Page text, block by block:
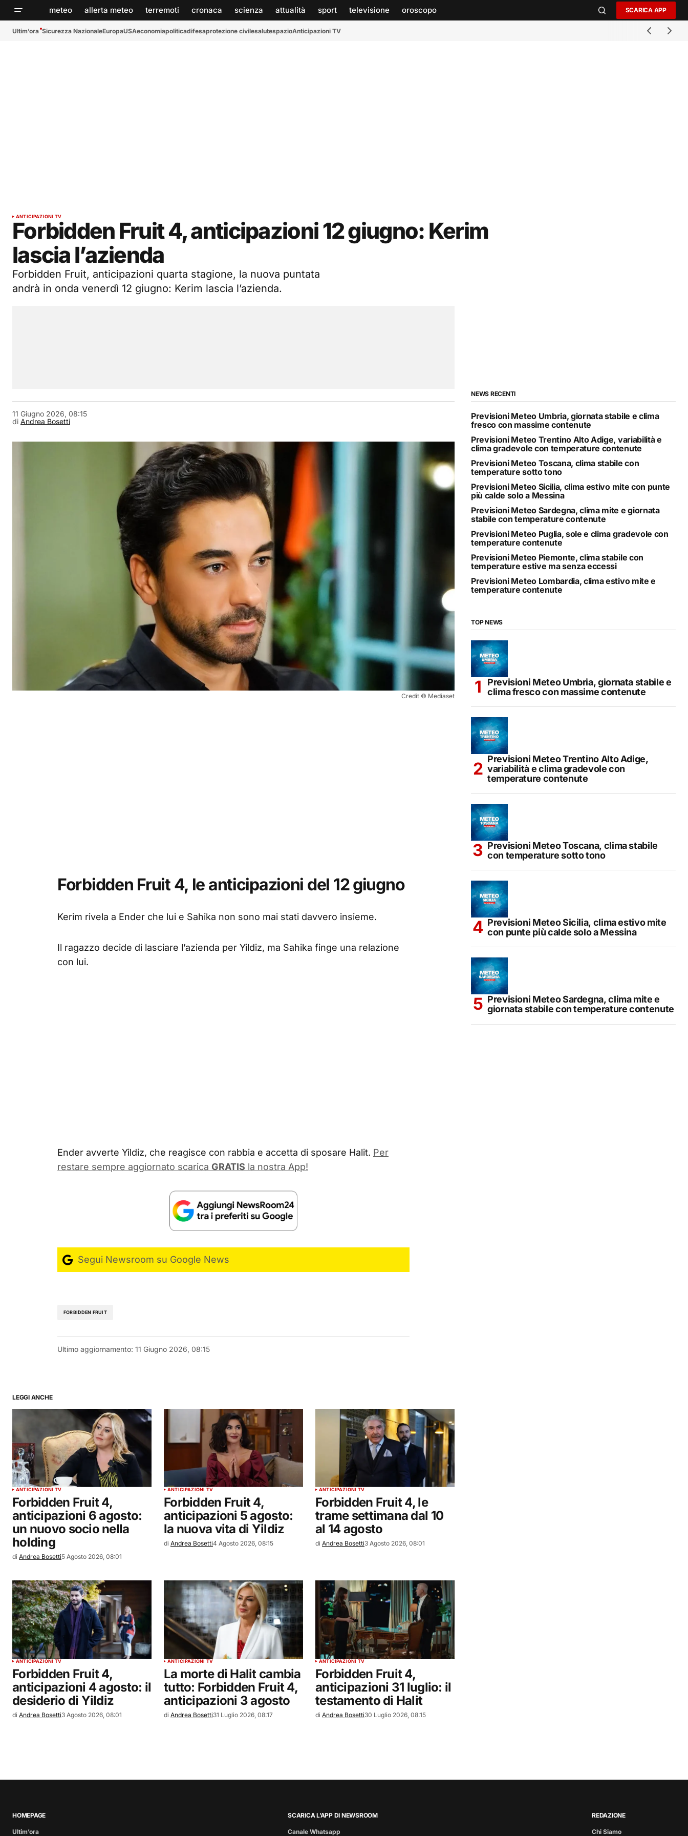
meteo allerta meteo terremoti cronaca scienza attualità sport televisione oroscopo SCARICA APP
Ultim’ora Sicurezza NazionaleEuropaUSAeconomiapoliticadifesaprotezione civilesalutespazioAnticipazioni TV
ANTICIPAZIONI TV
Forbidden Fruit 4, anticipazioni 12 giugno: Kerim
lascia l’azienda
Forbidden Fruit, anticipazioni quarta stagione, la nuova puntata
andrà in onda venerdì 12 giugno: Kerim lascia l’azienda.
di Andrea Bosetti
11 Giugno 2026, 08:15
Credit © Mediaset
Forbidden Fruit 4, le anticipazioni del 12 giugno
Kerim rivela a Ender che lui e Sahika non sono mai stati davvero insieme.
Il ragazzo decide di lasciare l’azienda per Yildiz, ma Sahika finge una relazione
con lui.
Ender avverte Yildiz, che reagisce con rabbia e accetta di sposare Halit. Per
restare sempre aggiornato scarica GRATIS la nostra App!
Segui Newsroom su Google News
FORBIDDEN FRUIT
Ultimo aggiornamento: 11 Giugno 2026, 08:15
LEGGI ANCHE
ANTICIPAZIONI TV
Forbidden Fruit 4,
anticipazioni 6 agosto:
un nuovo socio nella
holding
di Andrea Bosetti5 Agosto 2026, 08:01
ANTICIPAZIONI TV
Forbidden Fruit 4,
anticipazioni 5 agosto:
la nuova vita di Yildiz
di Andrea Bosetti4 Agosto 2026, 08:15
ANTICIPAZIONI TV
Forbidden Fruit 4, le
trame settimana dal 10
al 14 agosto
di Andrea Bosetti3 Agosto 2026, 08:01
ANTICIPAZIONI TV
Forbidden Fruit 4,
anticipazioni 4 agosto: il
desiderio di Yildiz
di Andrea Bosetti3 Agosto 2026, 08:01
ANTICIPAZIONI TV
La morte di Halit cambia
tutto: Forbidden Fruit 4,
anticipazioni 3 agosto
di Andrea Bosetti31 Luglio 2026, 08:17
ANTICIPAZIONI TV
Forbidden Fruit 4,
anticipazioni 31 luglio: il
testamento di Halit
di Andrea Bosetti30 Luglio 2026, 08:15
NEWS RECENTI
Previsioni Meteo Umbria, giornata stabile e clima
fresco con massime contenute
Previsioni Meteo Trentino Alto Adige, variabilità e
clima gradevole con temperature contenute
Previsioni Meteo Toscana, clima stabile con
temperature sotto tono
Previsioni Meteo Sicilia, clima estivo mite con punte
più calde solo a Messina
Previsioni Meteo Sardegna, clima mite e giornata
stabile con temperature contenute
Previsioni Meteo Puglia, sole e clima gradevole con
temperature contenute
Previsioni Meteo Piemonte, clima stabile con
temperature estive ma senza eccessi
Previsioni Meteo Lombardia, clima estivo mite e
temperature contenute
TOP NEWS
Previsioni Meteo Umbria, giornata stabile e
clima fresco con massime contenute
Previsioni Meteo Trentino Alto Adige,
variabilità e clima gradevole con
temperature contenute
Previsioni Meteo Toscana, clima stabile
con temperature sotto tono
Previsioni Meteo Sicilia, clima estivo mite
con punte più calde solo a Messina
Previsioni Meteo Sardegna, clima mite e
giornata stabile con temperature contenute
HOMEPAGE
Ultim’ora
SCARICA L’APP DI NEWSROOM
Canale Whatsapp
REDAZIONE
Chi Siamo